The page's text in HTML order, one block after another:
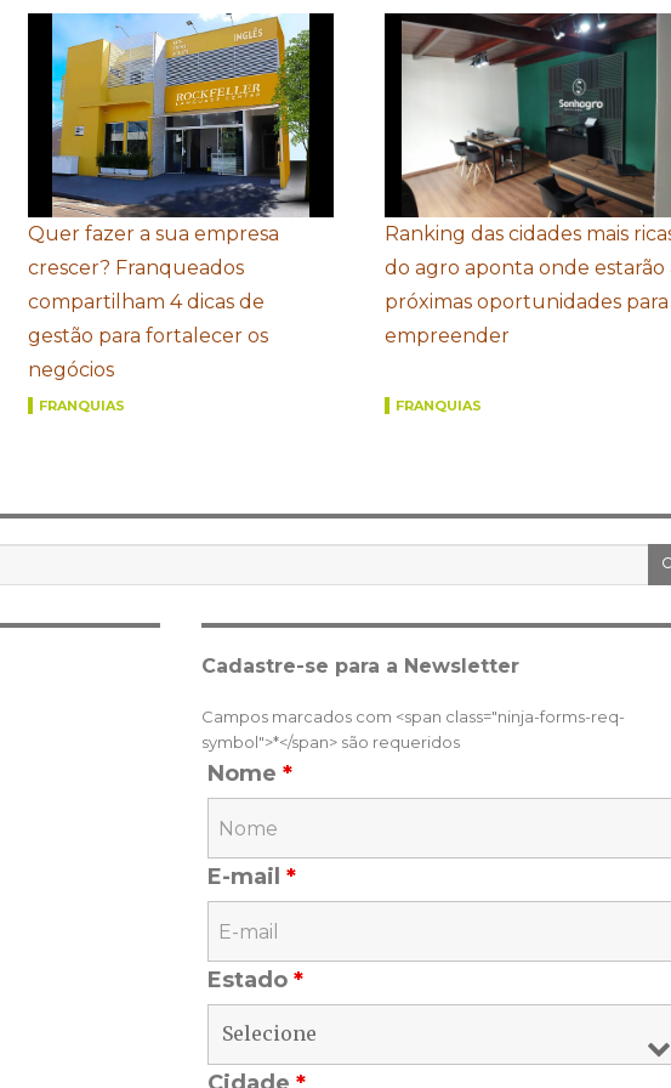
Quer fazer a sua empresa
crescer? Franqueados
compartilham 4 dicas de
gestão para fortalecer os
negócios
FRANQUIAS
Ranking das cidades mais
do agro aponta onde estarão
próximas oportunidades para
empreender
FRANQUIAS
Cadastre-se para a Newsletter
Campos marcados com <span class="ninja-forms-req-
symbol">*</span> são requeridos
Nome *
E-mail *
Estado *
Cidade *